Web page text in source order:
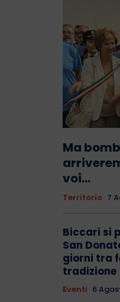
Ma
voi…
Territorio 7
Biccari si
San
giorni tra
tradizione
Eventi 6